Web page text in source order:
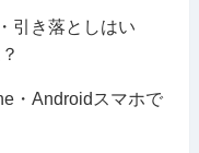
引き落としはい
・Androidスマホで